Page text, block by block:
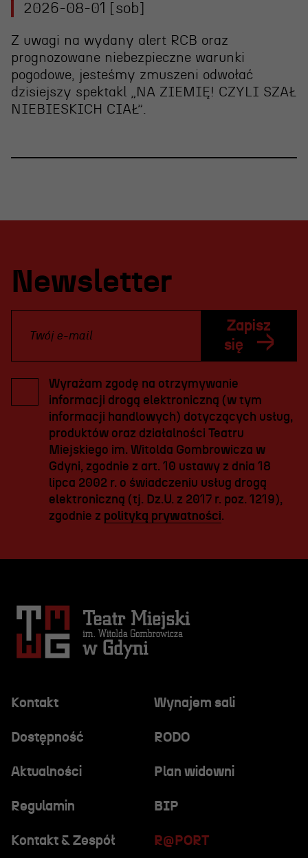
2026-08-01 [sob]
Z uwagi na wydany alert RCB oraz
prognozowane niebezpieczne warunki
pogodowe, jesteśmy zmuszeni odwołać
dzisiejszy spektakl „NA ZIEMIĘ! CZYLI SZAŁ
NIEBIESKICH CIAŁ”.
Newsletter
Zapisz
się
Wyrażam zgodę na otrzymywanie
informacji drogą elektroniczną (w tym
informacji handlowych) dotyczących usług,
produktów oraz działalności Teatru
Miejskiego im. Witolda Gombrowicza w
Gdyni, zgodnie z art. 10 ustawy z dnia 18
lipca 2002 r. o świadczeniu usług drogą
elektroniczną (tj. Dz.U. z 2017 r. poz. 1219),
zgodnie z polityką prywatności.
Kontakt Wynajem sali
Dostępność RODO
R@PORT
Aktualności Plan widowni
Regulamin BIP
Kontakt & Zespół